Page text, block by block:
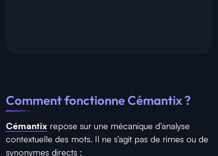
Comment fonctionne Cémantix ?
Cémantix repose sur une mécanique d’analyse
contextuelle des mots. Il ne s’agit pas de rimes ou de
synonymes directs :